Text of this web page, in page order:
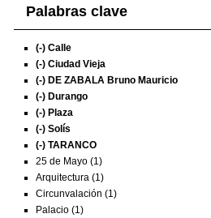
Palabras clave
(-) Calle
(-) Ciudad Vieja
(-) DE ZABALA Bruno Mauricio
(-) Durango
(-) Plaza
(-) Solís
(-) TARANCO
25 de Mayo (1)
Arquitectura (1)
Circunvalación (1)
Palacio (1)